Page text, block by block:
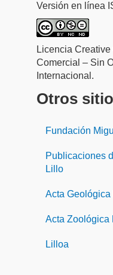
Versión en línea
Licencia
Comercial – Sin
Internacional.
Otros
Fundación
Publicaciones
Lillo
Acta Geológica
Acta Zoológica
Lilloa